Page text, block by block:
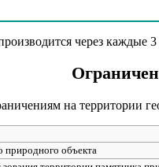
через каждые 3
на территории
природного объекта